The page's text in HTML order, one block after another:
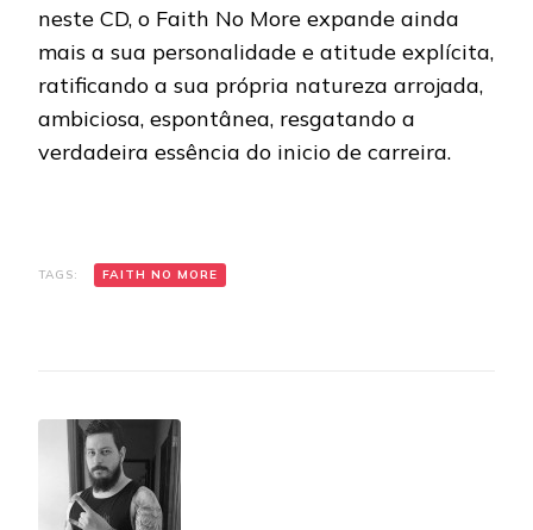
neste CD, o Faith No More expande ainda
mais a sua personalidade e atitude explícita,
ratificando a sua própria natureza arrojada,
ambiciosa, espontânea, resgatando a
verdadeira essência do inicio de carreira.
TAGS: FAITH NO MORE